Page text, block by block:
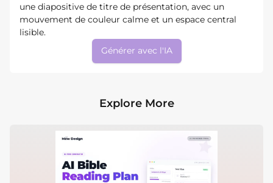
une diapositive de titre de présentation, avec un
mouvement de couleur calme et un espace central
lisible.
Générer avec l'IA
Explore More